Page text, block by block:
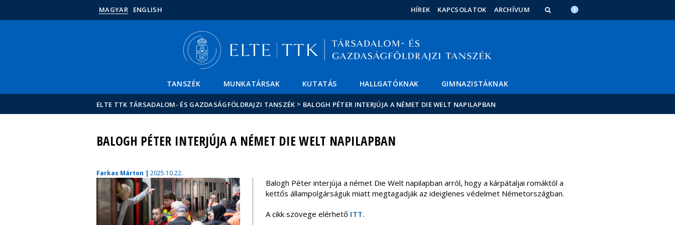
MAGYAR ENGLISH HÍREK KAPCSOLATOK ARCHÍVUM
TANSZÉK MUNKATÁRSAK KUTATÁS HALLGATÓKNAK GIMNAZISTÁKNAK
ELTE TTK TÁRSADALOM- ÉS GAZDASÁGFÖLDRAJZI TANSZÉK > BALOGH PÉTER INTERJÚJA A NÉMET DIE WELT NAPILAPBAN
BALOGH PÉTER INTERJÚJA A NÉMET DIE WELT NAPILAPBAN
Farkas Márton | 2025.10.22.
Balogh Péter interjúja a német Die Welt napilapban arról, hogy a kárpátaljai romáktól a
kettős állampolgárságuk miatt megtagadják az ideiglenes védelmet Németországban.
A cikk szövege elérhetőITT.